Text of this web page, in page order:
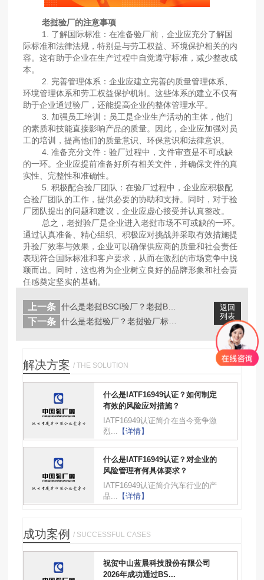
老挝验厂的注意事项
1. 了解国际标准：在准备验厂前，企业应充分了解国
际标准和法律法规，特别是与劳工权益、环境保护相关的内
容。这有助于企业在生产过程中自觉遵守标准，减少整改成
本。
2. 完善管理体系：企业应建立完善的质量管理体系、
环境管理体系和劳工权益保护机制。这些体系的建立不仅有
助于企业通过验厂，还能提高企业的整体管理水平。
3. 加强员工培训：员工是企业生产活动的主体，他们
的素质和技能直接影响产品的质量。因此，企业应加强对员
工的培训，提高他们的质量意识、环保意识和法律意识。
4. 准备充分文件：验厂过程中，文件审查是不可或缺
的一环。企业应提前准备好所有相关文件，并确保文件的真
实性、完整性和准确性。
5. 积极配合验厂团队：在验厂过程中，企业应积极配
合验厂团队的工作，提供必要的协助和支持。同时，对于验
厂团队提出的问题和建议，企业应虚心接受并认真整改。
总之，老挝验厂是企业进入老挝市场不可或缺的一环。
通过认真准备、精心组织、积极应对挑战并采取有效措施提
升验厂效率与效果，企业可以确保供应商的质量和社会责任
表现符合国际标准和客户要求，从而在激烈的市场竞争中脱
颖而出。同时，这也将为企业树立良好的品牌形象和社会责
任感奠定坚实的基础。
返回
列表
上一条
下一条
解决方案 / THE SOLUTION
什么是IATF16949认证？如何制定
有效的风险应对措施？
IATF16949认证简介在当今竞争激
烈...
【详情】
什么是IATF16949认证？对企业的
风险管理有何具体要求？
IATF16949认证简介汽车行业的产
品...
【详情】
成功案例 / SUCCESSFUL CASES
祝贺中山蓝晨科技股份有限公司
2026年成功通过BS...